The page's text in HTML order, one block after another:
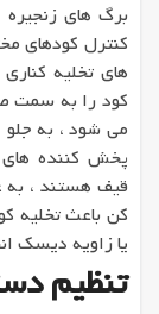
برگ های
کنترل کودهای
های تخلیه
کود را به سمت
می شود ، به
پخش کننده
قیف هستند ،
کن باعث تخلیه
یا زاویه دیسک
تنظیم